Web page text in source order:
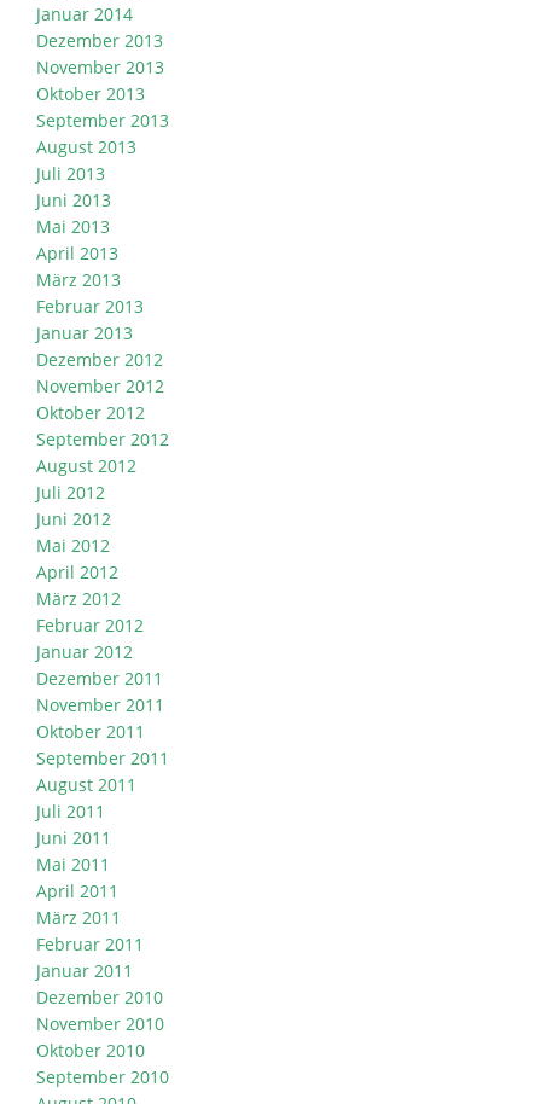
Januar 2014
Dezember 2013
November 2013
Oktober 2013
September 2013
August 2013
Juli 2013
Juni 2013
Mai 2013
April 2013
März 2013
Februar 2013
Januar 2013
Dezember 2012
November 2012
Oktober 2012
September 2012
August 2012
Juli 2012
Juni 2012
Mai 2012
April 2012
März 2012
Februar 2012
Januar 2012
Dezember 2011
November 2011
Oktober 2011
September 2011
August 2011
Juli 2011
Juni 2011
Mai 2011
April 2011
März 2011
Februar 2011
Januar 2011
Dezember 2010
November 2010
Oktober 2010
September 2010